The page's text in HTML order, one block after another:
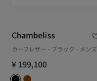
Chambeliss
カーフレザー - ブラック - メンズ
¥ 199,100